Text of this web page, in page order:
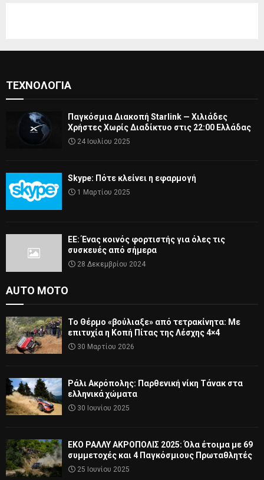
ΤΕΧΝΟΛΟΓΊΑ
Παγκόσμια Διακοπή Starlink — Χιλιάδες
Χρήστες Χωρίς Διαδίκτυο στις 22:00 Ελλάδας
24 Ιουλίου 2025
Skype: Πότε κλείνει η εφαρμογή
1 Μαρτίου 2025
ΕΕ: Ένας κοινός φορτιστής για όλες τις
συσκευές από σήμερα
28 Δεκεμβρίου 2024
AUTO MOTO
Το Θέρμο «βούλιαξε» από τετρακίνητα: Με
επιτυχία η Κοπή Πίτας της Λέσχης 4×4
30 Μαρτίου 2026
Ράλι Ακρόπολης: Παρθενική νίκη Τάνακ στα
ελληνικά χώματα
30 Ιουνίου 2025
ΕΚΟ ΡΑΛΛΥ ΑΚΡΟΠΟΛΙΣ 2025: Όλα έτοιμα με 69
συμμετοχές και 4 Παγκόσμιους Πρωταθλητές
25 Ιουνίου 2025